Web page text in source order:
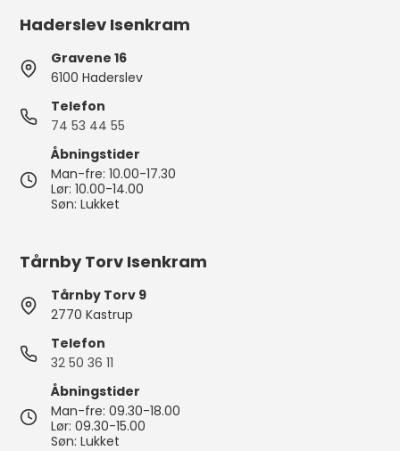
Haderslev Isenkram
Gravene 16
6100 Haderslev
Telefon
74 53 44 55
Åbningstider
Man-fre: 10.00-17.30
Lør: 10.00-14.00
Søn: Lukket
Tårnby Torv Isenkram
Tårnby Torv 9
2770 Kastrup
Telefon
32 50 36 11
Åbningstider
Man-fre: 09.30-18.00
Lør: 09.30-15.00
Søn: Lukket